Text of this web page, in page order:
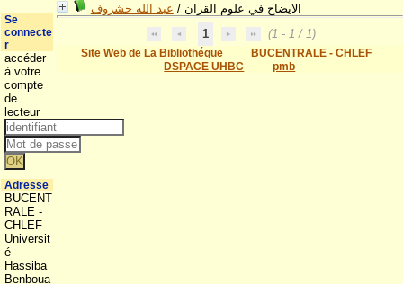
الايضاح في علوم القران / عبد الله حشروف
1
(1 - 1 / 1)
Site Web de La Bibliothéque
BUCENTRALE - CHLEF
DSPACE UHBC
pmb
Se
connecte
r
accéder
à votre
compte
de
lecteur
Adresse
BUCENT
RALE -
CHLEF
Universit
é
Hassiba
Benboua